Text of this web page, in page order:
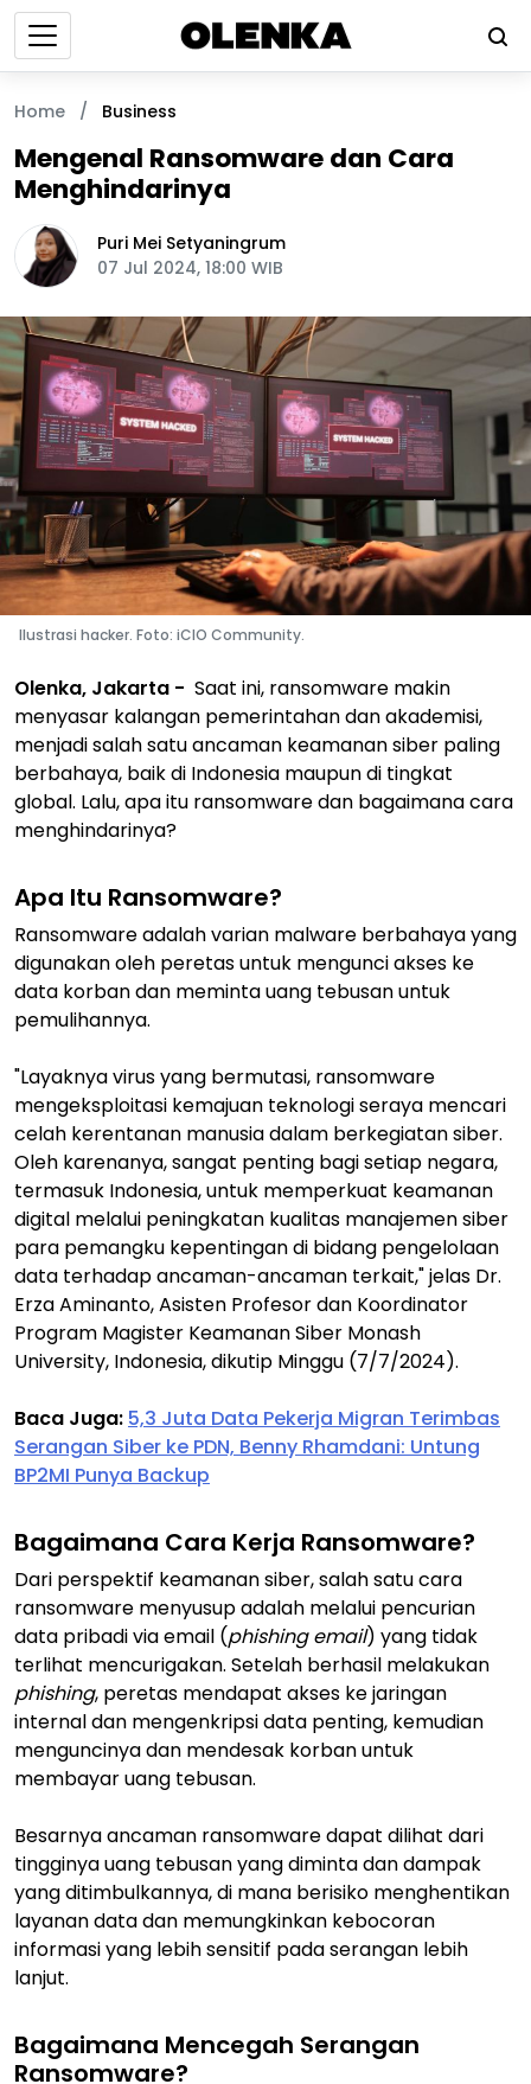
Home / Business
Mengenal Ransomware dan Cara
Menghindarinya
Puri Mei Setyaningrum
07 Jul 2024, 18:00 WIB
Ilustrasi hacker. Foto: iCIO Community.
Olenka, Jakarta - Saat ini, ransomware makin
menyasar kalangan pemerintahan dan akademisi,
menjadi salah satu ancaman keamanan siber paling
berbahaya, baik di Indonesia maupun di tingkat
global. Lalu, apa itu ransomware dan bagaimana cara
menghindarinya?
Apa Itu Ransomware?
Ransomware adalah varian malware berbahaya yang
digunakan oleh peretas untuk mengunci akses ke
data korban dan meminta uang tebusan untuk
pemulihannya.
"Layaknya virus yang bermutasi, ransomware
mengeksploitasi kemajuan teknologi seraya mencari
celah kerentanan manusia dalam berkegiatan siber.
Oleh karenanya, sangat penting bagi setiap negara,
termasuk Indonesia, untuk memperkuat keamanan
digital melalui peningkatan kualitas manajemen siber
para pemangku kepentingan di bidang pengelolaan
data terhadap ancaman-ancaman terkait," jelas Dr.
Erza Aminanto, Asisten Profesor dan Koordinator
Program Magister Keamanan Siber Monash
University, Indonesia, dikutip Minggu (7/7/2024).
Baca Juga: 5,3 Juta Data Pekerja Migran Terimbas
Serangan Siber ke PDN, Benny Rhamdani: Untung
BP2MI Punya Backup
Bagaimana Cara Kerja Ransomware?
Dari perspektif keamanan siber, salah satu cara
ransomware menyusup adalah melalui pencurian
data pribadi via email (phishing email) yang tidak
terlihat mencurigakan. Setelah berhasil melakukan
phishing, peretas mendapat akses ke jaringan
internal dan mengenkripsi data penting, kemudian
menguncinya dan mendesak korban untuk
membayar uang tebusan.
Besarnya ancaman ransomware dapat dilihat dari
tingginya uang tebusan yang diminta dan dampak
yang ditimbulkannya, di mana berisiko menghentikan
layanan data dan memungkinkan kebocoran
informasi yang lebih sensitif pada serangan lebih
lanjut.
Bagaimana Mencegah Serangan
Ransomware?